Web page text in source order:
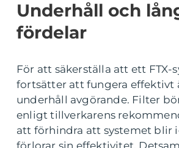
Underhåll och
fördelar
För att säkerställa att ett FTX-
fortsätter att fungera effektivt
underhåll avgörande. Filter
enligt tillverkarens
att förhindra att systemet blir